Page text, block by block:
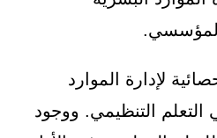
المؤسسي.
لإدارة الموارد
التعلم التنظيمي. ووجود